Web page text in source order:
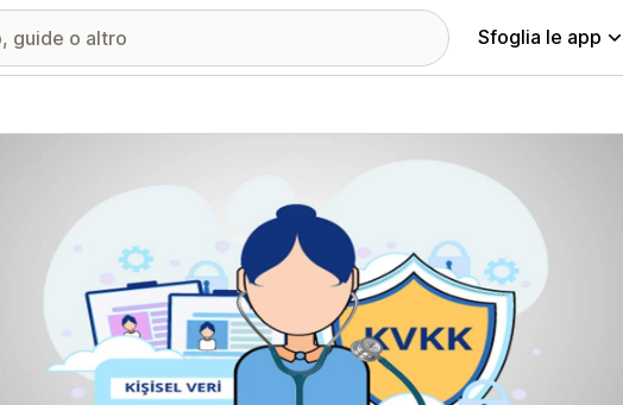
Sfoglia le app
immagini in evidenza